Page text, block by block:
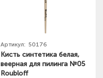
Артикул: 50176
Кисть синтетика белая,
веерная для пилинга №05
Roubloff